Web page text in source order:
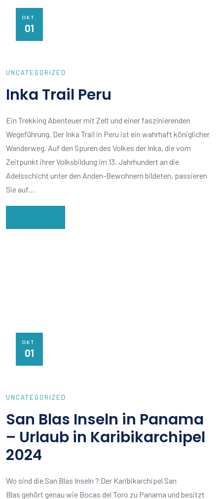
OKT.
01
UNCATEGORIZED
Inka Trail Peru
Ein Trekking Abenteuer mit Zelt und einer faszinierenden
Wegeführung. Der Inka Trail in Peru ist ein wahrhaft königlicher
Wanderweg. Auf den Spuren des Volkes der Inka, die vom
Zeitpunkt ihrer Volksbildung im 13. Jahrhundert an die
Adelsschicht unter den Anden-Bewohnern bildeten, passieren
Sie auf…
OKT.
01
UNCATEGORIZED
San Blas Inseln in Panama
– Urlaub in Karibikarchipel
2024
Wo sind die San Blas Inseln ? Der Karibikarchipel San
Blas gehört genau wie Bocas del Toro zu Panama und besitzt